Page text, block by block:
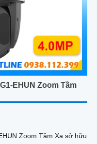
EHUN Zoom Tầm
Zoom Tầm Xa sở hữu